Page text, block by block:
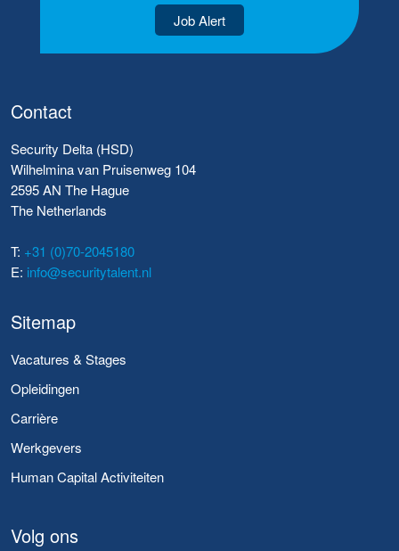
Job Alert
Contact
Security Delta (HSD)
Wilhelmina van Pruisenweg 104
2595 AN The Hague
The Netherlands
T: +31 (0)70-2045180
E: info@securitytalent.nl
Sitemap
Vacatures & Stages
Opleidingen
Carrière
Werkgevers
Human Capital Activiteiten
Volg ons